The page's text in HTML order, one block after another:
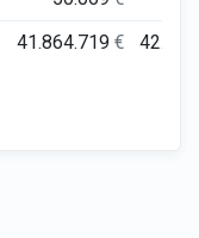
41.864.719€